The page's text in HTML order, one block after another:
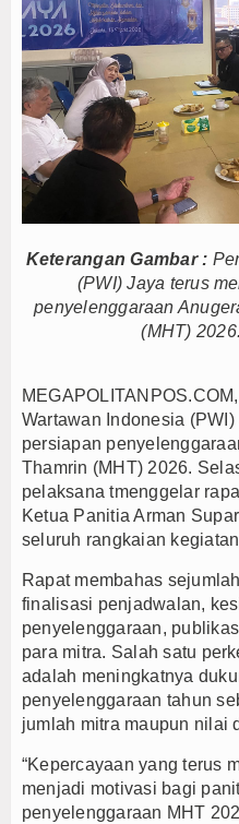
Menteri
Bupati
Kaji Tiru
Anto
Interupsi
Sambut
Bukan
Bupati
Menteri
Bupati
Anto
Interupsi
Sambut
Bukan
Keterangan Gambar :
(PWI) Jaya terus
penyelenggaraan
(MHT)
Wartawan Indonesia
persiapan
Thamrin (MHT) 2026.
pelaksana tmenggelar
Ketua Panitia Arman
seluruh rangkaian
Rapat membahas
finalisasi penjadwalan,
penyelenggaraan,
para mitra. Salah satu
adalah meningkatnya
penyelenggaraan tahun
jumlah mitra maupun nilai
“Kepercayaan yang terus
menjadi motivasi bagi
penyelenggaraan MHT